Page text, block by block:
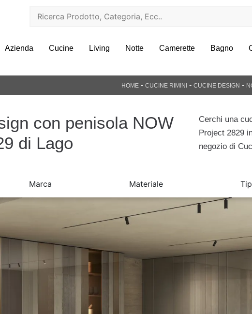
Azienda Cucine Living Notte Camerette Bagno
HOME- CUCINE RIMINI - CUCINE DESIGN -
con penisola NOW
di Lago
Cerchi una
Project 2829
negozio di
Marca Materiale